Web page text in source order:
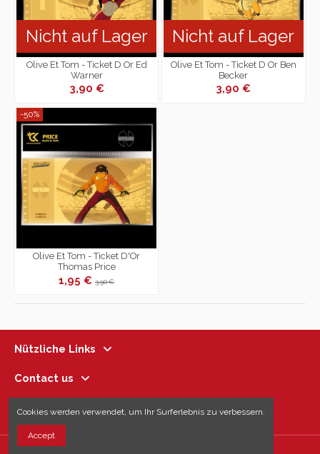
Nicht auf Lager
Olive Et Tom - Ticket D Or Ed
Warner
3,90 €
Nicht auf Lager
Olive Et Tom - Ticket D Or Ben
Becker
3,90 €
-50%
Olive Et Tom - Ticket D'Or
Thomas Price
1,95 €3,90 €
Nützliche Links
Contact us
Follow us
Cookies werden verwendet, um Ihr Surferlebnis zu verbessern.
Accept